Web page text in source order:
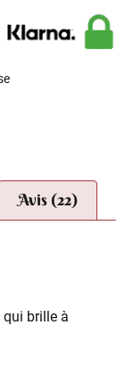
Avis (22)
qui brille à